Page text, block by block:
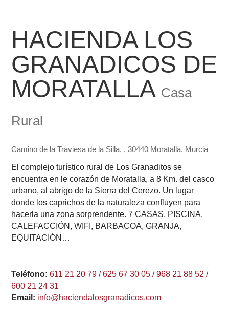
HACIENDA LOS
GRANADICOS DE
MORATALLA Casa
Rural
Camino de la Traviesa de la Silla, , 30440 Moratalla, Murcia
El complejo turístico rural de Los Granaditos se
encuentra en le corazón de Moratalla, a 8 Km. del casco
urbano, al abrigo de la Sierra del Cerezo. Un lugar
donde los caprichos de la naturaleza confluyen para
hacerla una zona sorprendente. 7 CASAS, PISCINA,
CALEFACCIÓN, WIFI, BARBACOA, GRANJA,
EQUITACIÓN…
Teléfono: 611 21 20 79 / 625 67 30 05 / 968 21 88 52 /
600 21 24 31
Email: info@haciendalosgranadicos.com